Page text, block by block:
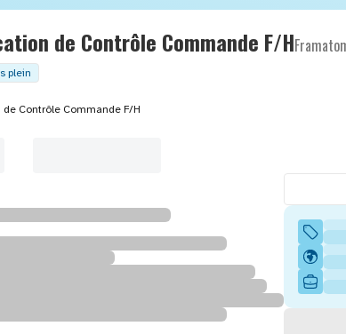
de Contrôle Commande F/H
plein
Contrôle Commande F/H